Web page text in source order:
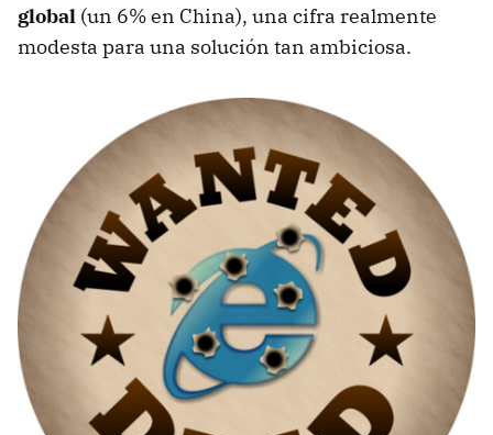
global (un 6% en China), una cifra realmente
modesta para una solución tan ambiciosa.